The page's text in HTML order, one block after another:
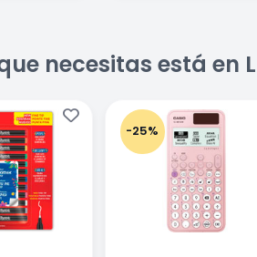
necesitas está en
-25%